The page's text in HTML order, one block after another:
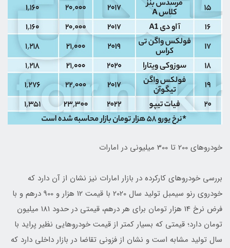
خودروهای 200 تا 300 میلیونی در امارات
بررسی خودروهای کارکرده در بازار امارات نیز نشان از آن دارد که
خودروی رنو سیمبل تولید سال 2020 با قیمت 12 هزار و 900 درهم و با
فرض نرخ 14 هزار تومان برای هر درهم، قیمتی در حدود 181 میلیون
تومان دارد؛ قیمتی که بسیار کمتر از قیمت خودروهایی نظیر پراید با
سال تولید مشابه است و نشان از فزونی تقاضا در بازار داخلی دارد که